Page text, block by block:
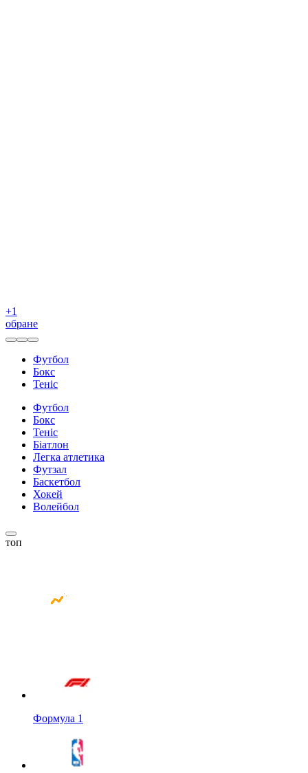
+1
обране
Футбол
Бокс
Теніс
Футбол
Бокс
Теніс
Біатлон
Легка атлетика
Футзал
Баскетбол
Хокей
Волейбол
топ
Формула 1